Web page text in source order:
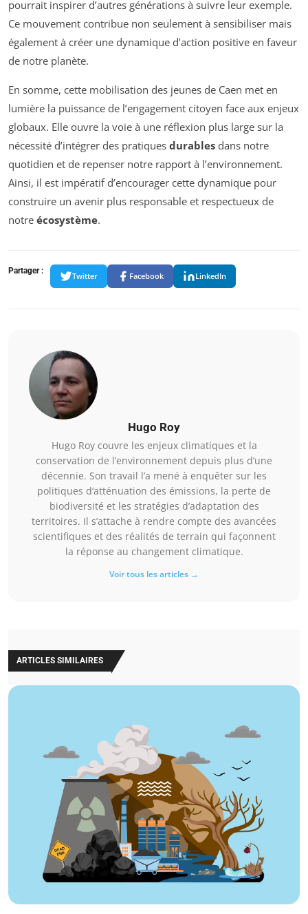
pourrait inspirer d’autres générations à suivre leur exemple.
Ce mouvement contribue non seulement à sensibiliser mais
également à créer une dynamique d’action positive en faveur
de notre planète.
En somme, cette mobilisation des jeunes de Caen met en
lumière la puissance de l’engagement citoyen face aux enjeux
globaux. Elle ouvre la voie à une réflexion plus large sur la
nécessité d’intégrer des pratiques durables dans notre
quotidien et de repenser notre rapport à l’environnement.
Ainsi, il est impératif d’encourager cette dynamique pour
construire un avenir plus responsable et respectueux de
notre écosystème.
Partager :
Twitter Facebook LinkedIn
Hugo Roy
Hugo Roy couvre les enjeux climatiques et la
conservation de l’environnement depuis plus d’une
décennie. Son travail l’a mené à enquêter sur les
politiques d’atténuation des émissions, la perte de
biodiversité et les stratégies d’adaptation des
territoires. Il s’attache à rendre compte des avancées
scientifiques et des réalités de terrain qui façonnent
la réponse au changement climatique.
Voir tous les articles →
ARTICLES SIMILAIRES